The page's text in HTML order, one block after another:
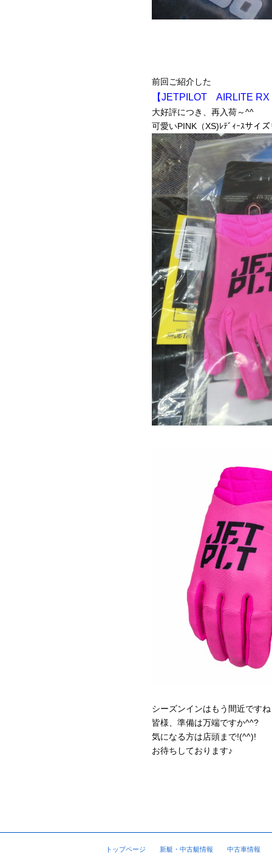
前回ご紹介した
【JETPILOT AIRLITE
大好評につき、再入荷～^^
可愛いPINK（XS)ﾚﾃﾞｨｰｽサイ
シーズンインはもう間近です
皆様、準備は万端ですか^^?
気になる方は店頭まで!(^^)!
お待ちしております♪
トップページ 新艇・中古艇情報 中古車情報